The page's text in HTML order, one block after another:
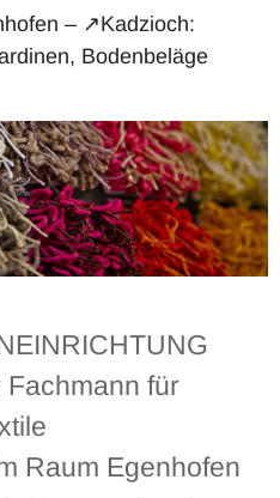
– ↗️Kadzioch:
Bodenbeläge
für
Raum Egenhofen